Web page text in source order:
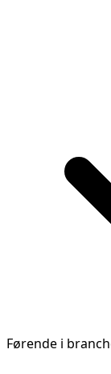
Førende i